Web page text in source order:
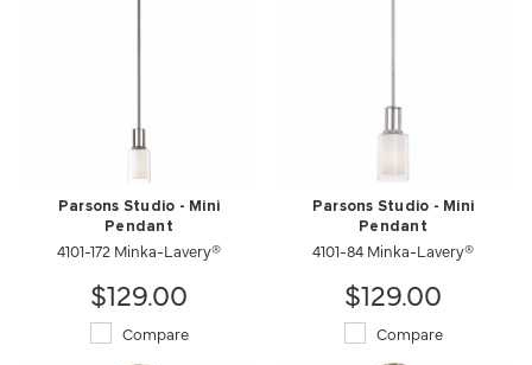
Parsons Studio - Mini
Pendant
4101-172 Minka-Lavery®
$129.00
Compare
Parsons Studio - Mini
Pendant
4101-84 Minka-Lavery®
$129.00
Compare